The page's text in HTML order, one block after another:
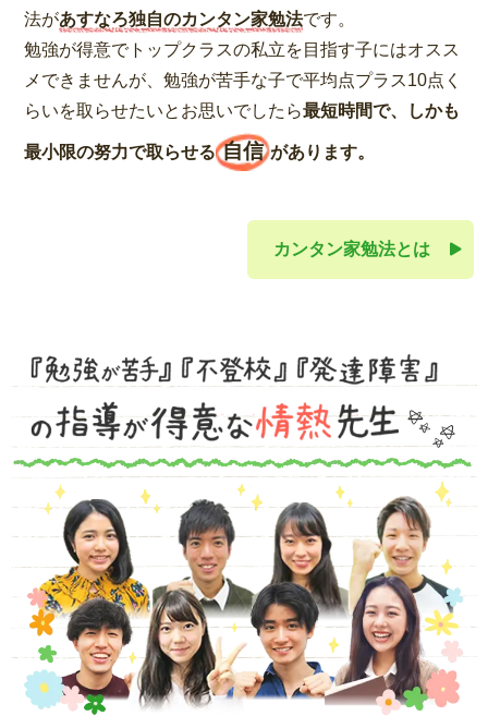
法があすなろ独自のカンタン家勉法です。
勉強が得意でトップクラスの私立を目指す子にはオスス
メできませんが、勉強が苦手な子で平均点プラス10点く
らいを取らせたいとお思いでしたら最短時間で、しかも
最小限の努力で取らせる 自信 があります。
カンタン家勉法とは